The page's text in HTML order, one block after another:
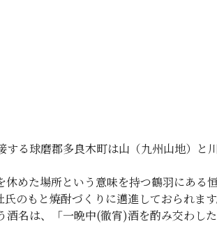
る球磨郡多良木町は山（九州山地）と川
めた場所という意味を持つ鶴羽にある
のもと焼酎づくりに邁進しておられま
名は、「一晩中(徹宵)酒を酌み交わし